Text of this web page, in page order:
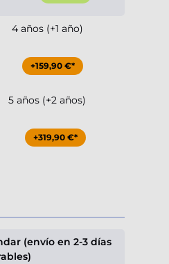
4 años (+1 año)
+159,90 €*
5 años (+2 años)
+319,90 €*
(envío en 2-3 días